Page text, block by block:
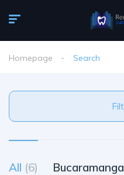
Homepage Search
All (6) Bucaramanga